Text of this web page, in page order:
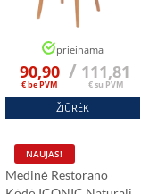
užsakymas buvo
Baldai tvirti ir
kavinėje.”
prieinama
90,90
€ be PVM
/ 111,81
€ su PVM
ŽIŪRĖK
Medinė Restorano
NAUJAS!